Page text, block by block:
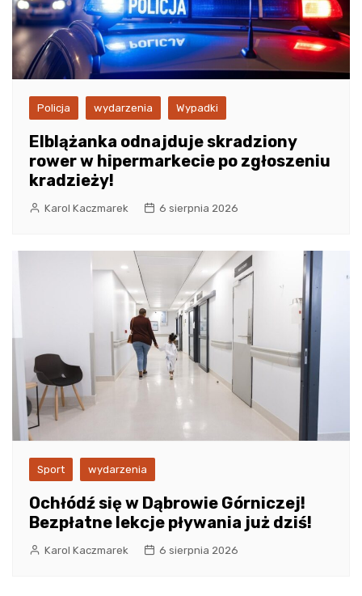
Policja wydarzenia Wypadki
Elblążanka odnajduje skradziony
rower w hipermarkecie po zgłoszeniu
kradzieży!
Karol Kaczmarek 6 sierpnia 2026
Sport wydarzenia
Ochłódź się w Dąbrowie Górniczej!
Bezpłatne lekcje pływania już dziś!
Karol Kaczmarek 6 sierpnia 2026